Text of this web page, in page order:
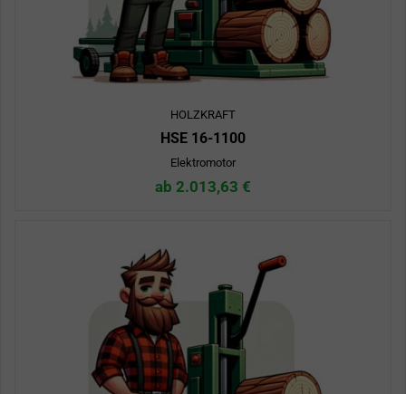
HOLZKRAFT
HSE 16-1100
Elektromotor
ab 2.013,63 €